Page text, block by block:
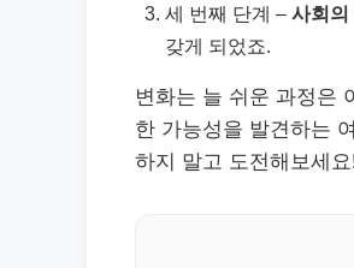
세 번째 단계 – 사회의
갖게 되었죠.
변화는 늘 쉬운 과정은
한 가능성을 발견하는
하지 말고 도전해보세